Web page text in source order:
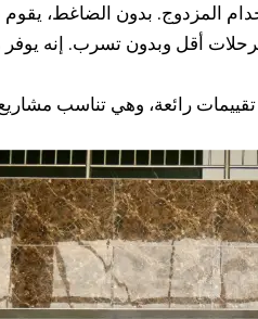
المزدوج. بدون الضاغط، يقوم
أقل وبدون تسرب. إنه يوفر
رائعة، وهي تناسب